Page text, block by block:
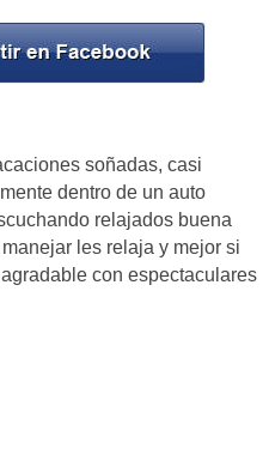
soñadas, casi
dentro de un auto
relajados buena
les relaja y mejor si
con espectaculares